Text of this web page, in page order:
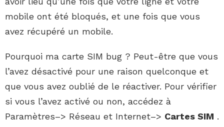
mobile ont été bloqués, et une fois que vous
avez récupéré un mobile.
Pourquoi ma carte SIM bug ? Peut-être que vous
l’avez désactivé pour une raison quelconque et
que vous avez oublié de le réactiver. Pour vérifier
si vous l’avez activé ou non, accédez à
Paramètres–> Réseau et Internet–> Cartes SIM .